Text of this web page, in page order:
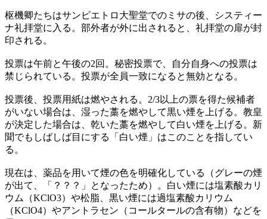
枢機卿たちはサンピエトロ大聖堂でのミサの後、システィー
ナ礼拝堂に入る。部外者が外に出されると、礼拝堂の扉が封
印される。
投票は午前と午後の2回。秘密投票で、自分自身への投票は
禁じられている。投票が全員一致になると無効となる。
投票後、投票用紙は燃やされる。2/3以上の票を得た候補者
がいない場合は、湿った藁を燃やして黒い煙を上げる。教皇
が決定した場合は、乾いた藁を燃やして白い煙を上げる。新
聞でもしばしば目にする「白い煙」はこのことを指してい
る。
現在は、薬品を用いて煙の色を明確化している（グレーの煙
が出て、「？？？」となったため）。白い煙には塩素酸カリ
ウム（KClO3）や松脂、黒い煙には過塩素酸カリウム
（KClO4）やアントラセン（コールタールの含有物）などを